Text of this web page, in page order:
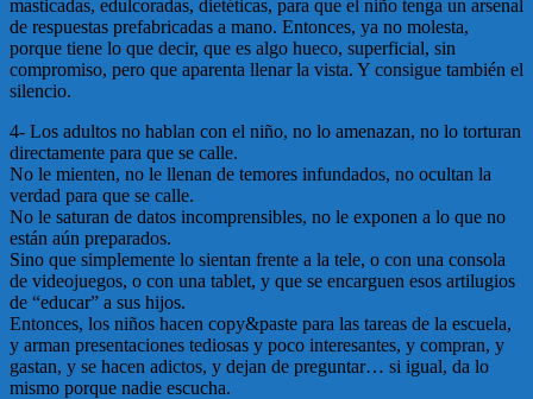
masticadas, edulcoradas, dietéticas, para que el niño tenga un arsenal
de respuestas prefabricadas a mano. Entonces, ya no molesta,
porque tiene lo que decir, que es algo hueco, superficial, sin
compromiso, pero que aparenta llenar la vista. Y consigue también el
silencio.
4- Los adultos no hablan con el niño, no lo amenazan, no lo torturan
directamente para que se calle.
No le mienten, no le llenan de temores infundados, no ocultan la
verdad para que se calle.
No le saturan de datos incomprensibles, no le exponen a lo que no
están aún preparados.
Sino que simplemente lo sientan frente a la tele, o con una consola
de videojuegos, o con una tablet, y que se encarguen esos artilugios
de “educar” a sus hijos.
Entonces, los niños hacen copy&paste para las tareas de la escuela,
y arman presentaciones tediosas y poco interesantes, y compran, y
gastan, y se hacen adictos, y dejan de preguntar… si igual, da lo
mismo porque nadie escucha.